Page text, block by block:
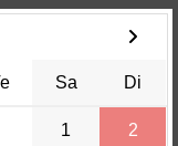
Sa Di
1 2